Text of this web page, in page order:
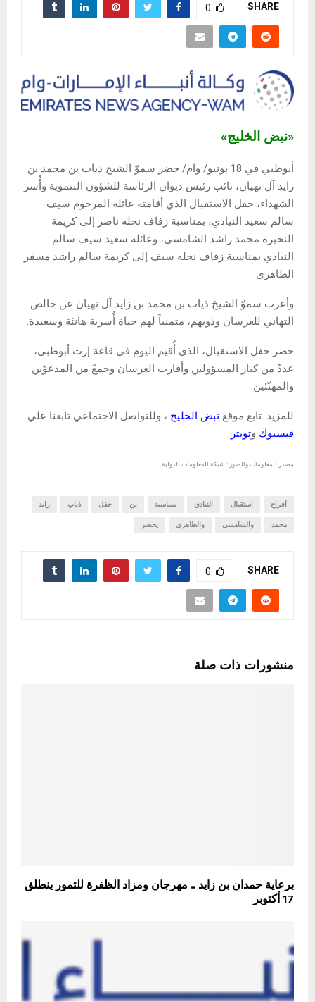
SHARE
0
«نبض الخليج»
أبوظبي في 18 يونيو/ وام/ حضر سموّ الشيخ ذياب بن محمد بن
زايد آل نهيان، نائب رئيس ديوان الرئاسة للشؤون التنموية وأُسر
الشهداء، حفل الاستقبال الذي أقامته عائلة المرحوم سيف
سالم سعيد النيادي، بمناسبة زفاف نجله ناصر إلى كريمة
النخيرة محمد راشد الشامسي، وعائلة سعيد سيف سالم
النيادي بمناسبة زفاف نجله سيف إلى كريمة سالم راشد مسفر
الظاهري.
وأعرب سموّ الشيخ ذياب بن محمد بن زايد آل نهيان عن خالص
التهاني للعرسان وذويهم، متمنياً لهم حياة أُسرية هانئة وسعيدة.
حضر حفل الاستقبال، الذي أُقيم اليوم في قاعة إرث أبوظبي،
عددٌ من كبار المسؤولين وأقارب العرسان وجمعٌ من المدعوّين
والمهنّئين.
للمزيد: تابع موقع نبض الخليج ، وللتواصل الاجتماعي تابعنا علي
فيسبوك وتويتر
مصدر المعلومات والصور : شبكة المعلومات الدولية
أفراح استقبال النيادي بمناسبة بن حفل ذياب زايد
محمد والشامسي والظاهري يحضر
SHARE
0
منشورات ذات صلة
برعاية حمدان بن زايد .. مهرجان ومزاد الظفرة للتمور ينطلق
17 أكتوبر